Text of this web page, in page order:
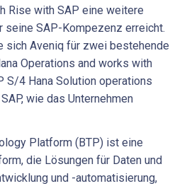
Rise with SAP eine weitere
SAP-Kompezenz erreicht.
Aveniq für zwei bestehende
Operations and works with
S/4 Hana Solution operations
wie das Unternehmen
Platform (BTP) ist eine
die Lösungen für Daten und
und -automatisierung,